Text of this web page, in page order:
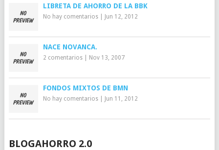
LIBRETA DE AHORRO DE LA BBK
No hay comentarios| Jun 12, 2012
NACE NOVANCA.
2 comentarios| Nov 13, 2007
FONDOS MIXTOS DE BMN
No hay comentarios| Jun 11, 2012
BLOGAHORRO 2.0